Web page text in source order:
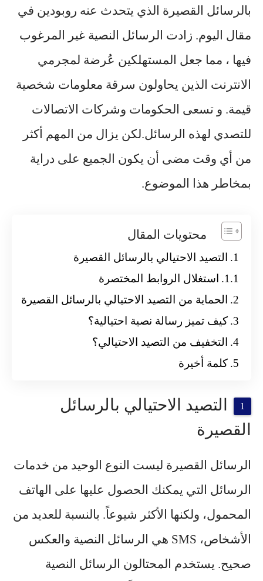
بالرسائل القصيرة الذي يتحدث عنه روبودين في
مقال اليوم. زادت الرسائل النصية غير المرغوب
فيها ، مما جعل المستهلكين عُرضة لمجرمي
الانترنت الذين يحاولون سرقة معلومات شخصية
قيمة. و تسعى الحكومات وشركات الاتصالات
للتصدي لهذه الرسائل.لكن يزال من المهم أكثر
من أي وقت مضى أن يكون الجميع على دراية
بمخاطر هذا الموضوع.
محتويات المقال
التصيد الاحتيالي بالرسائل القصيرة
استغلال الروابط المختصرة
الحماية من التصيد الاحتيالي بالرسائل القصيرة
كيف تميز رسالة نصية احتيالية؟
التخفيف من التصيد الاحتيالي؟
كلمة أخيرة
التصيد الاحتيالي بالرسائل
القصيرة
الرسائل القصيرة ليست النوع الوحيد من خدمات
الرسائل التي يمكنك الحصول عليها على الهاتف
المحمول، ولكنها الأكثر شيوعاً. بالنسبة للعديد من
الأشخاص، SMS هي الرسائل النصية والعكس
صحيح. يستخدم المحتالون الرسائل النصية